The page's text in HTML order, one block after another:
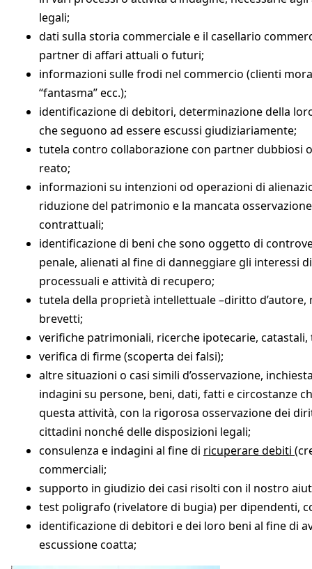
legali;
dati sulla storia commerciale e il casellario
partner di affari attuali o futuri;
informazioni sulle frodi nel commercio (clienti
“fantasma” ecc.);
identificazione di debitori, determinazione della
che seguono ad essere escussi giudiziariamente;
tutela contro collaborazione con partner dubbiosi
reato;
informazioni su intenzioni od operazioni di
riduzione del patrimonio e la mancata
contrattuali;
identificazione di beni che sono oggetto di
penale, alienati al fine di danneggiare gli interessi
processuali e attività di recupero;
tutela della proprietà intellettuale –diritto d’autore,
brevetti;
verifiche patrimoniali, ricerche ipotecarie,
verifica di firme (scoperta dei falsi);
altre situazioni o casi simili d’osservazione,
indagini su persone, beni, dati, fatti e circostanze
questa attività, con la rigorosa osservazione dei
cittadini nonché delle disposizioni legali;
consulenza e indagini al fine di ricuperare debiti
commerciali;
supporto in giudizio dei casi risolti con il nostro
test poligrafo (rivelatore di bugia) per dipendenti,
identificazione di debitori e dei loro beni al fine di
escussione coatta;